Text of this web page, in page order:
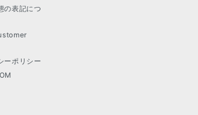
の表記につ
ーポリシー